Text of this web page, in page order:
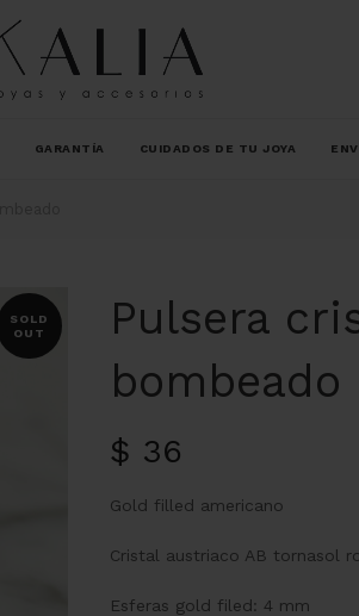
GARANTÍA CUIDADOS DE TU JOYA
SOLD
OUT
Pulsera
bombeado
$ 36
Gold filled americano
Cristal austriaco AB tornasol
Esferas gold filed: 4 mm